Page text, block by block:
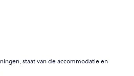
staat van de accommodatie en